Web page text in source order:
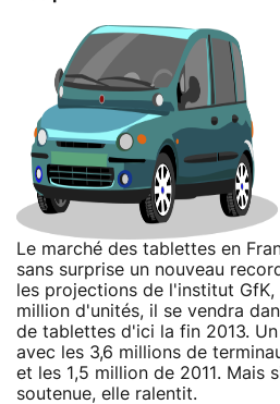
Le marché des tablettes en
sans surprise un nouveau
les projections de l'institut GfK,
million d'unités, il se vendra
de tablettes d'ici la fin 2013.
avec les 3,6 millions de
et les 1,5 million de 2011. Mais
soutenue, elle ralentit.